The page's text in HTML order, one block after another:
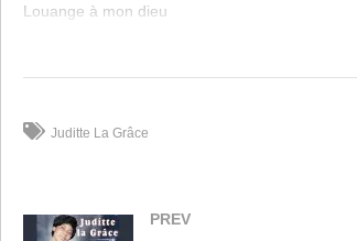
Louange à mon dieu
Released on: 2020-01-20
Author: Nyabeng Iponang Juditte
Juditte La Grâce
PREV